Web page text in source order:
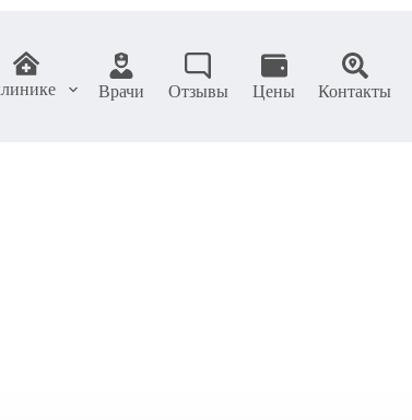
Врачи Отзывы Цены Контакты